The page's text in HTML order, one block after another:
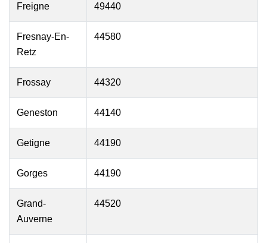
Freigne 49440
Fresnay-En-
Retz
44580
Frossay 44320
Geneston 44140
Getigne 44190
Gorges 44190
Grand-
Auverne
44520